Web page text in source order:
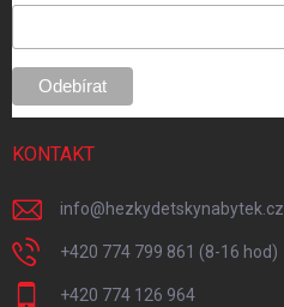
KONTAKT
info@hezkydetskynabytek.cz
+420 774 799 861 (8-16 hod)
+420 774 126 964